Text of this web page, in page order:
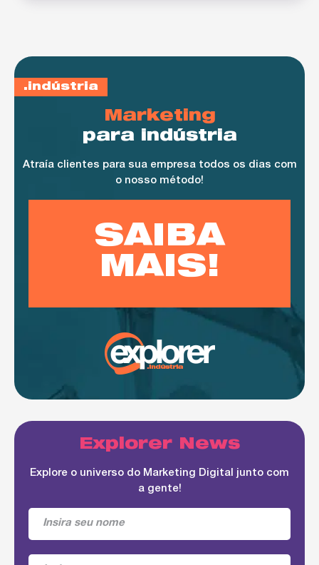
indústria
Marketing
para indústria
Atraía clientes para sua empresa todos os dias com
o nosso método!
SAIBA
MAIS!
Explorer News
Explore o universo do Marketing Digital junto com
a gente!